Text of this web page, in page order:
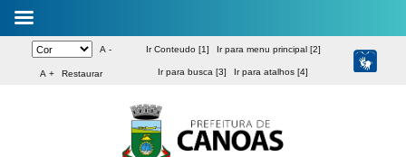
A -
A + Restaurar
Ir Conteudo [1] Ir para menu principal [2]
Ir para busca [3] Ir para atalhos [4]